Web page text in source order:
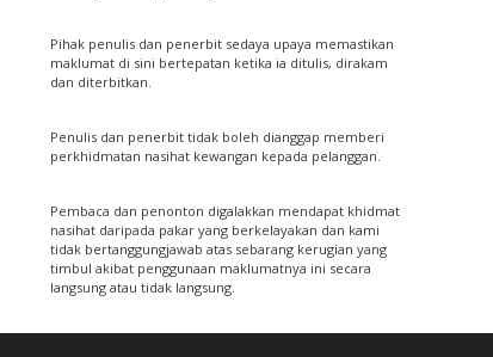
Pihak penulis dan penerbit sedaya upaya memastikan
maklumat di sini bertepatan ketika ia ditulis, dirakam
dan diterbitkan.
Penulis dan penerbit tidak boleh dianggap memberi
perkhidmatan nasihat kewangan kepada pelanggan.
Pembaca dan penonton digalakkan mendapat khidmat
nasihat daripada pakar yang berkelayakan dan kami
tidak bertanggungjawab atas sebarang kerugian yang
timbul akibat penggunaan maklumatnya ini secara
langsung atau tidak langsung.